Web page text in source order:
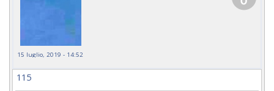
15 luglio, 2019 - 14:52
115